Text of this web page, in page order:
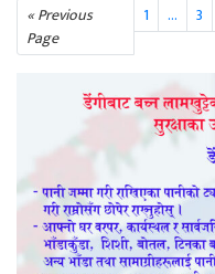
« Previous
Page
1 … 3